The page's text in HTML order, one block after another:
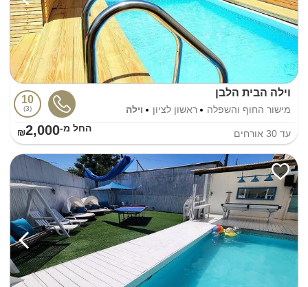
וילה הבית הלבן
מישור החוף והשפלה ראשון לציון וילה
10
3
עד 30 אורחים החל מ-₪2,000